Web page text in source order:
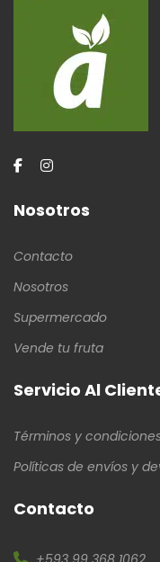
Nosotros
Contacto
Nosotros
Supermercado
Vende tu fruta
Servicio Al
Términos y
Políticas de envíos y
Contacto